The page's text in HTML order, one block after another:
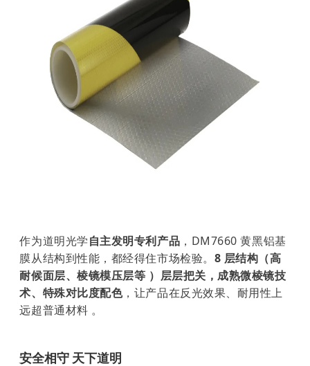
作为道明光学自主发明专利产品 ，DM7660 黄黑铝基
膜从结构到性能，都经得住市场检验。 8 层结构（高
耐候面层、棱镜模压层等 ）层层把关，成熟微棱镜技
术、特殊对比度配色 ，让产品在反光效果、耐用性上
远超普通材料 。
安全相守 天下道明